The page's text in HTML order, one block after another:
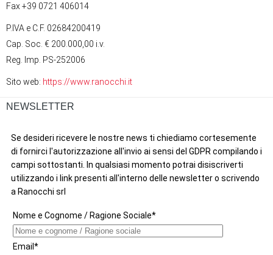
Fax +39 0721 406014
P.IVA e C.F. 02684200419
Cap. Soc. € 200.000,00 i.v.
Reg. Imp. PS-252006
Sito web: https://www.ranocchi.it
NEWSLETTER